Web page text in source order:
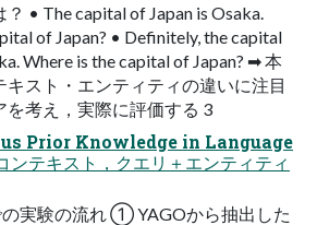
• The capital of Japan is Osaka.
of Japan? • Definitely, the capital
Where is the capital of Japan? ➡ 本
キスト・エンティティの違いに注目
を考え，実際に評価する 3
Prior Knowledge in Language
テキスト，クエリ＋エンティティ
実験の流れ ① YAGOから抽出した